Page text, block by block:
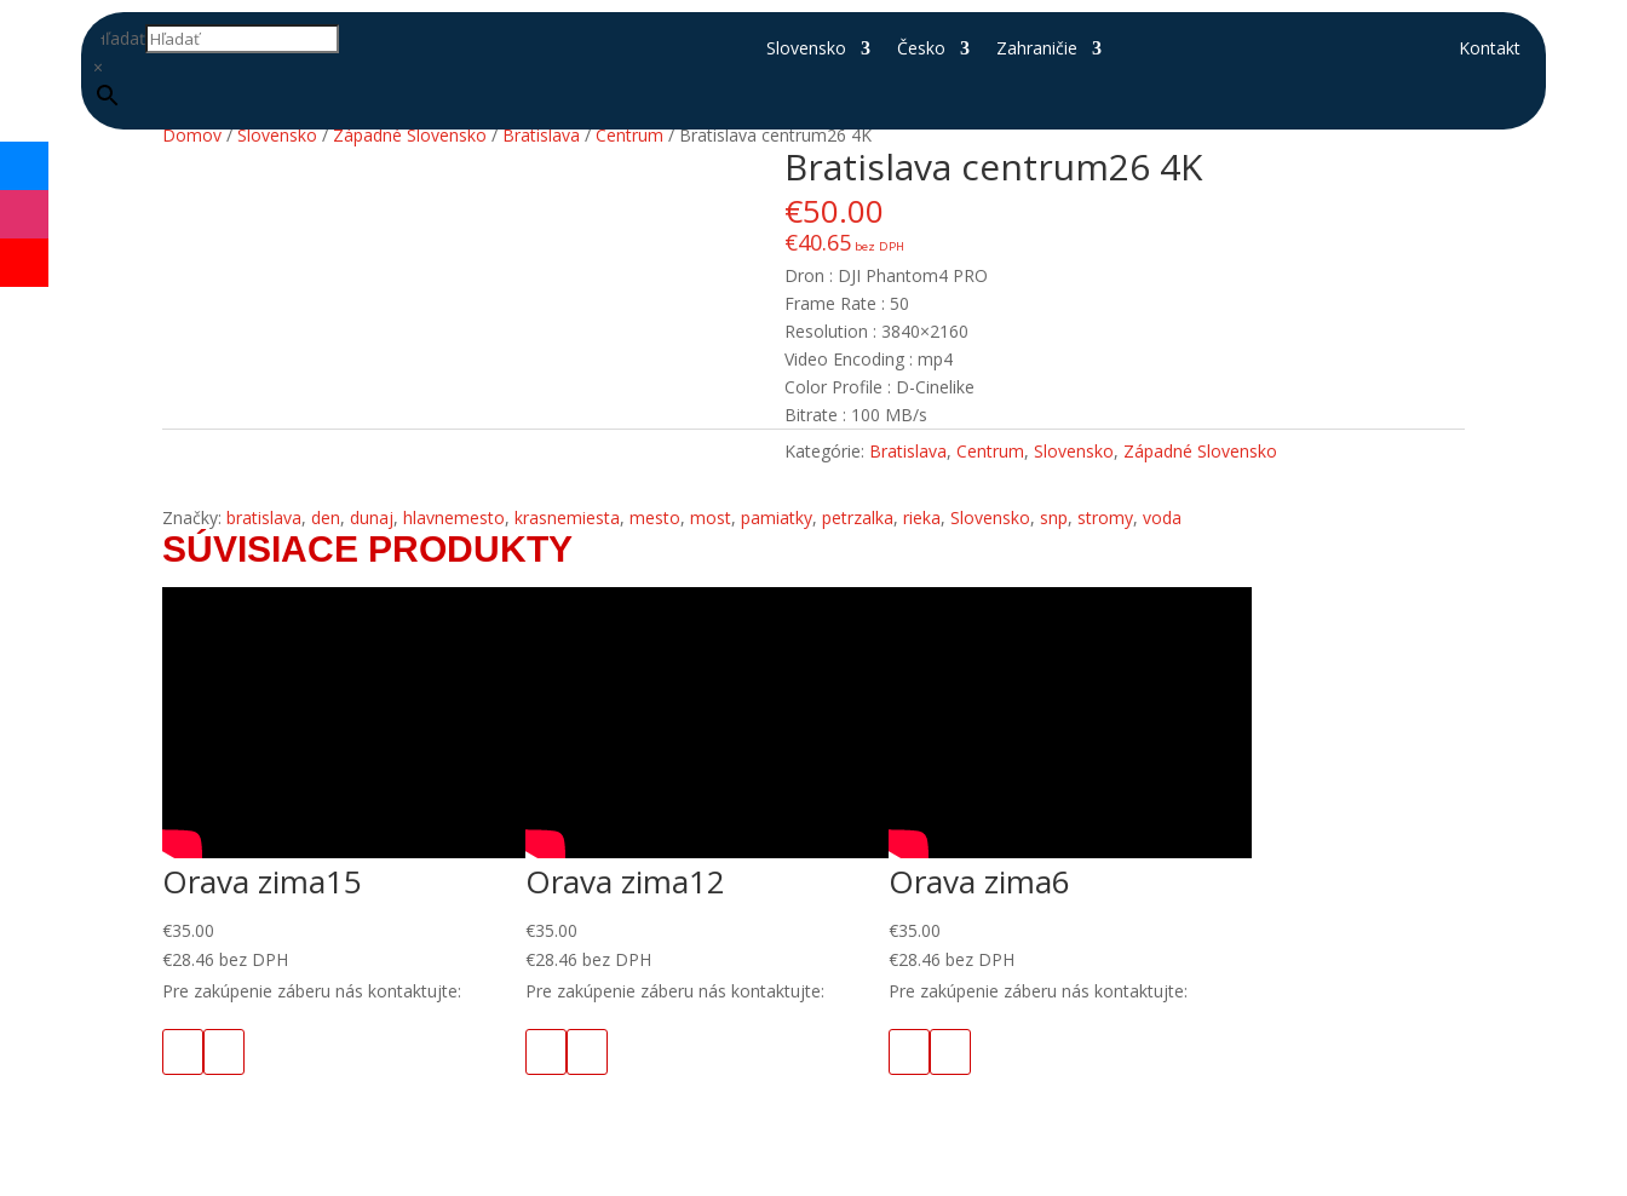
Hľadať
×
Slovensko Česko Zahraničie Kontakt
Domov/Slovensko/Západné Slovensko/Bratislava/Centrum/ Bratislava centrum26 4K
Bratislava centrum26 4K
€50.00
€40.65 bez DPH
Dron : DJI Phantom4 PRO
Frame Rate : 50
Resolution : 3840×2160
Video Encoding : mp4
Color Profile : D-Cinelike
Bitrate : 100 MB/s
Kategórie: Bratislava,Centrum,Slovensko, Západné Slovensko
Značky:bratislava,den,dunaj,hlavnemesto,krasnemiesta,mesto,most,pamiatky,petrzalka,rieka,Slovensko, snp, stromy,voda
SÚVISIACE PRODUKTY
Orava zima15
€35.00
€28.46 bez DPH
Pre zakúpenie záberu nás kontaktujte:
Orava zima12
€35.00
€28.46 bez DPH
Pre zakúpenie záberu nás kontaktujte:
Orava zima6
€35.00
€28.46 bez DPH
Pre zakúpenie záberu nás kontaktujte: